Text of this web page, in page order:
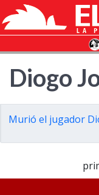
Diogo
Murió el jugador